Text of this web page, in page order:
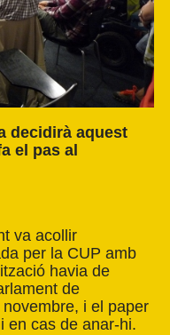
decidirà aquest
el pas al
va acollir
per la CUP amb
havia de
de
i el paper
en cas de anar-hi.